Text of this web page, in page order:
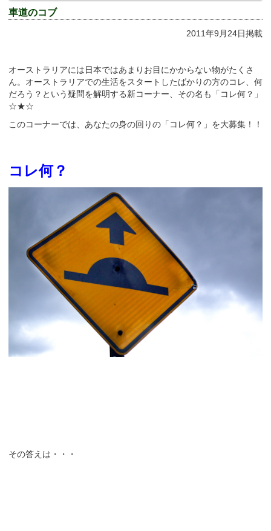
車道のコブ
2011年9月24日掲載
オーストラリアには日本ではあまりお目にかからない物がたくさ
ん。オーストラリアでの生活をスタートしたばかりの方のコレ、何
だろう？という疑問を解明する新コーナー、その名も「コレ何？」
☆★☆
このコーナーでは、あなたの身の回りの「コレ何？」を大募集！！
コレ何？
その答えは・・・